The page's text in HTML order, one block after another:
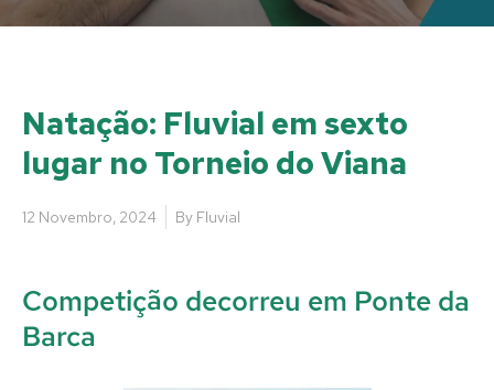
Natação: Fluvial em sexto
lugar no Torneio do Viana
12 Novembro, 2024 By Fluvial
Competição decorreu em Ponte da
Barca